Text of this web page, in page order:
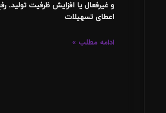
و غیرفعال یا افزایش ظرفیت تولید,
اعطای تسهیلات
ادامه مطلب »